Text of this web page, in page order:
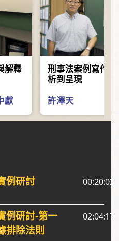
解釋
獻
刑事法案例寫作
析到呈現
許澤天
例研討 00:20:02
例研討-第一
排除法則
02:04:17